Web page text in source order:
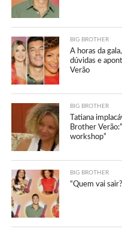
BIG BROTHER
A horas da
dúvidas e
Verão
BIG BROTHER
Tatiana
Brother
workshop”
BIG BROTHER
“Quem vai